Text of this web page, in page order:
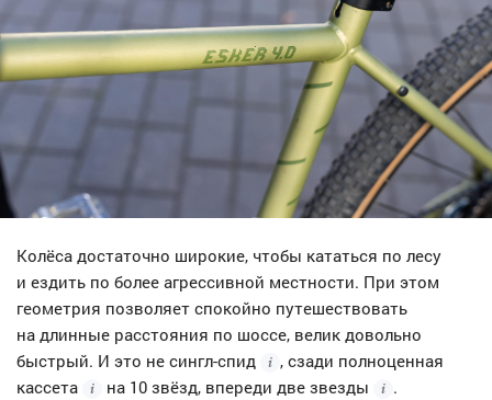
Колёса достаточно широкие, чтобы кататься по лесу
и ездить по более агрессивной местности. При этом
геометрия позволяет спокойно путешествовать
на длинные расстояния по шоссе, велик довольно
быстрый. И это не сингл-спид
, сзади полноценная
кассета
на 10 звёзд, впереди две звезды .